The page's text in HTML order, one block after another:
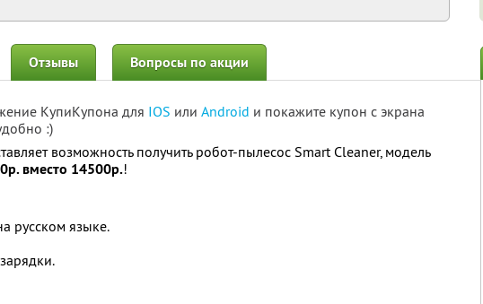
Отзывы Вопросы по акции
КупиКупона для IOS или Android и покажите купон с экрана
:)
возможность получить робот-пылесос Smart Cleaner, модель
вместо 14500р.!
русском языке.